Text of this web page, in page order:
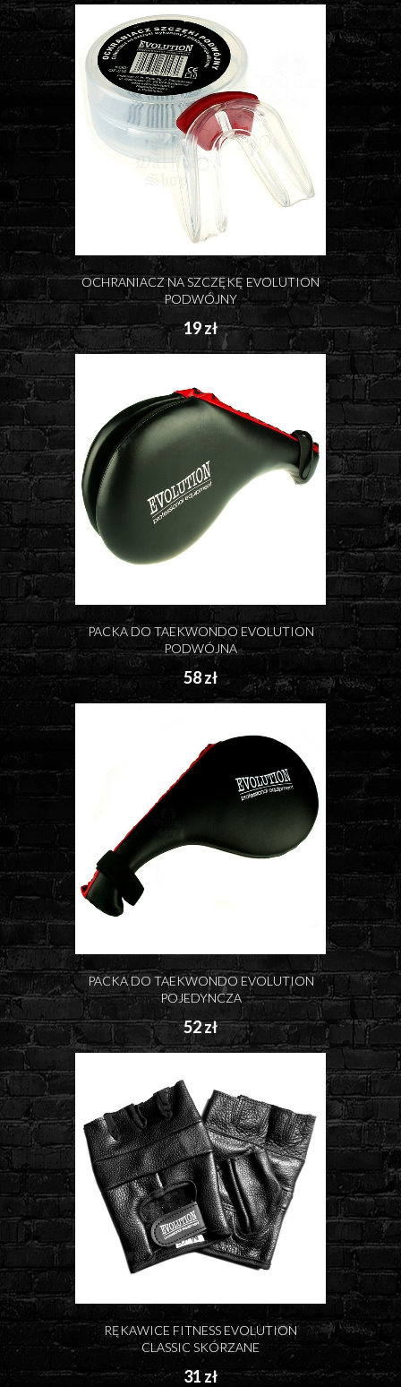
OCHRANIACZ NA SZCZĘKĘ EVOLUTION
PODWÓJNY
19 zł
PACKA DO TAEKWONDO EVOLUTION
PODWÓJNA
58 zł
PACKA DO TAEKWONDO EVOLUTION
POJEDYNCZA
52 zł
RĘKAWICE FITNESS EVOLUTION
CLASSIC SKÓRZANE
31 zł